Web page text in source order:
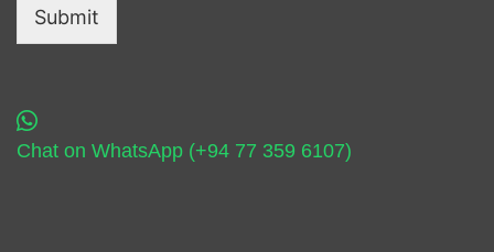
Submit
Chat on WhatsApp (+94 77 359 6107)